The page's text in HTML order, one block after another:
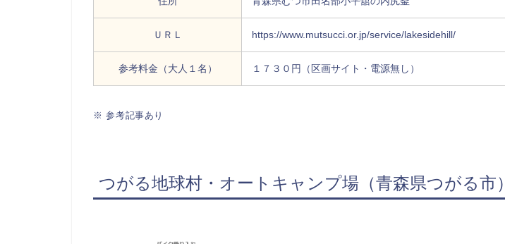
ＵＲＬ https://www.mutsucci.or.jp/service/lakesidehill/
参考料金（大人１名） １７３０円（区画サイト・電源無し）
※ 参考記事あり
つがる地球村・オートキャンプ場（青森県つがる市）